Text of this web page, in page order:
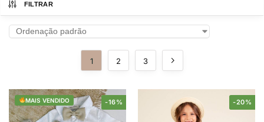
FILTRAR
1 2 3
-16%
MAIS VENDIDO -20%